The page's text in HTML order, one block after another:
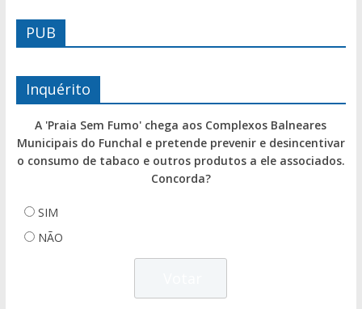
PUB
Inquérito
A 'Praia Sem Fumo' chega aos Complexos Balneares
Municipais do Funchal e pretende prevenir e desincentivar
o consumo de tabaco e outros produtos a ele associados.
Concorda?
SIM
NÃO